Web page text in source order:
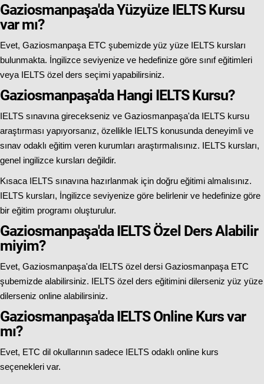
Gaziosmanpaşa'da Yüzyüze IELTS Kursu
var mı?
Evet, Gaziosmanpaşa ETC şubemizde yüz yüze IELTS kursları
bulunmakta. İngilizce seviyenize ve hedefinize göre sınıf eğitimleri
veya IELTS özel ders seçimi yapabilirsiniz.
Gaziosmanpaşa'da Hangi IELTS Kursu?
IELTS sınavına girecekseniz ve Gaziosmanpaşa'da IELTS kursu
araştırması yapıyorsanız, özellikle IELTS konusunda deneyimli ve
sınav odaklı eğitim veren kurumları araştırmalısınız. IELTS kursları,
genel ingilizce kursları değildir.
Kısaca IELTS sınavına hazırlanmak için doğru eğitimi almalısınız.
IELTS kursları, İngilizce seviyenize göre belirlenir ve hedefinize göre
bir eğitim programı oluşturulur.
Gaziosmanpaşa'da IELTS Özel Ders Alabilir
miyim?
Evet, Gaziosmanpaşa'da IELTS özel dersi Gaziosmanpaşa ETC
şubemizde alabilirsiniz. IELTS özel ders eğitimini dilerseniz yüz yüze
dilerseniz online alabilirsiniz.
Gaziosmanpaşa'da IELTS Online Kurs var
mı?
Evet, ETC dil okullarının sadece IELTS odaklı online kurs
seçenekleri var.